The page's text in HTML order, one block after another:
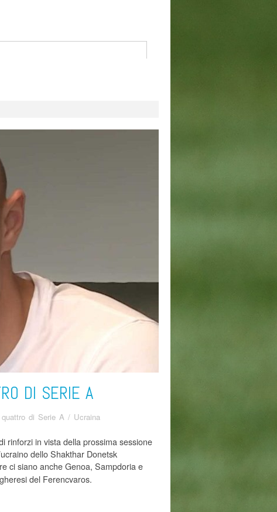
DI SERIE A
di Serie A / Ucraina
rinforzi in vista della prossima sessione
dello Shakthar Donetsk
ci siano anche Genoa, Sampdoria e
del Ferencvaros.